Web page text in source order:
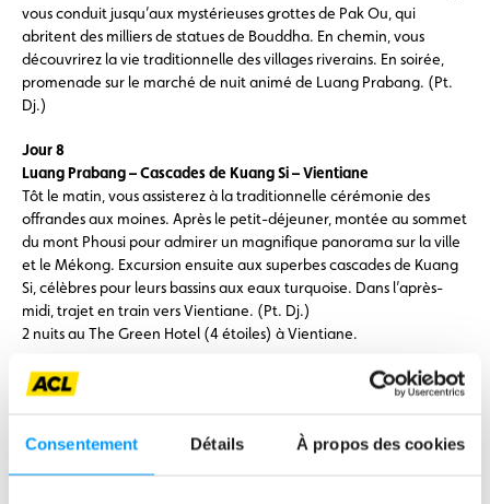
Consentement Détails À propos des cookies
vous conduit jusqu’aux mystérieuses grottes de Pak Ou, qui
abritent des milliers de statues de Bouddha. En chemin, vous
découvrirez la vie traditionnelle des villages riverains. En soirée,
promenade sur le marché de nuit animé de Luang Prabang. (Pt.
Dj.)
Jour 8
Luang Prabang – Cascades de Kuang Si – Vientiane
Tôt le matin, vous assisterez à la traditionnelle cérémonie des
offrandes aux moines. Après le petit-déjeuner, montée au sommet
du mont Phousi pour admirer un magnifique panorama sur la ville
et le Mékong. Excursion ensuite aux superbes cascades de Kuang
Si, célèbres pour leurs bassins aux eaux turquoise. Dans l’après-
midi, trajet en train vers Vientiane. (Pt. Dj.)
2 nuits au The Green Hotel (4 étoiles) à Vientiane.
Jour 9
Vientiane
incontournables figurent le Wat Si Muang, l’impressionnant
Buddha Park ainsi que le sanctuaire national de That Luang,